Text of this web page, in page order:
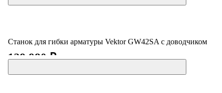
Станок для гибки арматуры Vektor GW42SA с доводчиком
129 980 ₽